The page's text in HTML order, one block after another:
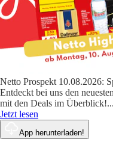
Netto Prospekt 10.08.2026:
Entdeckt bei uns den
mit den Deals im Überblick!...
Jetzt lesen
App herunterladen!